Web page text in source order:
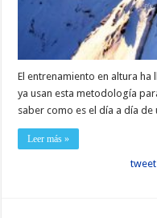
El entrenamiento en altura
ya usan esta metodología
saber como es el día a día
Leer más »
tweet